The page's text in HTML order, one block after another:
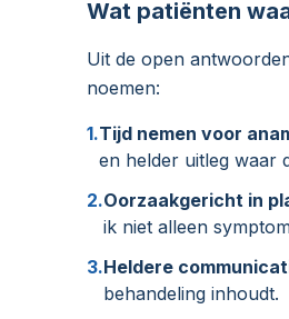
Wat patiënten
Uit de open
noemen:
1.Tijd nemen voor
en helder uitleg waar
2.Oorzaakgericht in
ik niet alleen
3.Heldere
behandeling inhoudt.